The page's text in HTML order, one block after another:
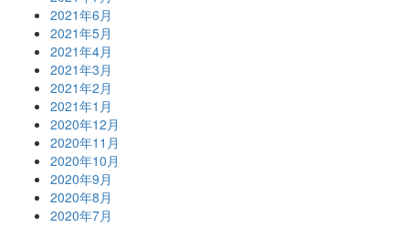
2021年6月
2021年5月
2021年4月
2021年3月
2021年2月
2021年1月
2020年12月
2020年11月
2020年10月
2020年9月
2020年8月
2020年7月